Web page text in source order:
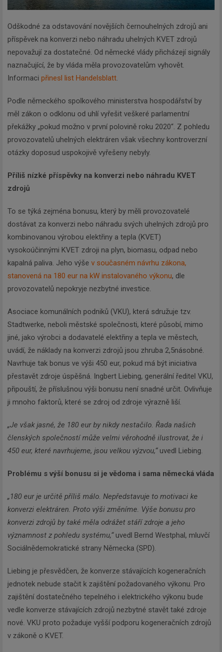
Odškodné za odstavování novějších černouhelných zdrojů ani
příspěvek na konverzi nebo náhradu uhelných KVET zdrojů
nepovažují za dostatečné. Od německé vlády přicházejí signály
naznačující, že by vláda měla provozovatelům vyhovět.
Informaci přinesl list Handelsblatt.
Podle německého spolkového ministerstva hospodářství by
měl zákon o odklonu od uhlí vyřešit veškeré parlamentní
překážky „pokud možno v první polovině roku 2020“. Z pohledu
provozovatelů uhelných elektráren však všechny kontroverzní
otázky doposud uspokojivě vyřešeny nebyly.
Příliš nízké příspěvky na konverzi nebo náhradu KVET
zdrojů
To se týká zejména bonusu, který by měli provozovatelé
dostávat za konverzi nebo náhradu svých uhelných zdrojů pro
kombinovanou výrobou elektřiny a tepla (KVET)
vysokoúčinnými KVET zdroji na plyn, biomasu, odpad nebo
kapalná paliva. Jeho výše v současném návrhu zákona,
stanovená na 180 eur na kW instalovaného výkonu, dle
provozovatelů nepokryje nezbytné investice.
Asociace komunálních podniků (VKU), která sdružuje tzv.
Stadtwerke, neboli městské společnosti, které působí, mimo
jiné, jako výrobci a dodavatelé elektřiny a tepla ve městech,
uvádí, že náklady na konverzi zdrojů jsou zhruba 2,5násobné.
Navrhuje tak bonus ve výši 450 eur, pokud má být iniciativa
přestavět zdroje úspěšná. Ingbert Liebing, generální ředitel VKU,
připouští, že příslušnou výši bonusu není snadné určit. Ovlivňuje
ji mnoho faktorů, které se zdroj od zdroje výrazně liší.
„Je však jasné, že 180 eur by nikdy nestačilo. Řada našich
členských společností může velmi věrohodně ilustrovat, že i
450 eur, které navrhujeme, jsou velkou výzvou,“uvedl Liebing.
Problému s výší bonusu si je vědoma i sama německá vláda
„180 eur je určitě příliš málo. Nepředstavuje to motivaci ke
konverzi elektráren. Proto výši změníme. Výše bonusu pro
konverzi zdrojů by také měla odrážet stáří zdroje a jeho
významnost z pohledu systému,“uvedl Bernd Westphal, mluvčí
Sociálnědemokratické strany Německa (SPD).
Liebing je přesvědčen, že konverze stávajících kogeneračních
jednotek nebude stačit k zajištění požadovaného výkonu. Pro
zajištění dostatečného tepelného i elektrického výkonu bude
vedle konverze stávajících zdrojů nezbytné stavět také zdroje
nové. VKU proto požaduje vyšší podporu kogeneračních zdrojů
v zákoně o KVET.